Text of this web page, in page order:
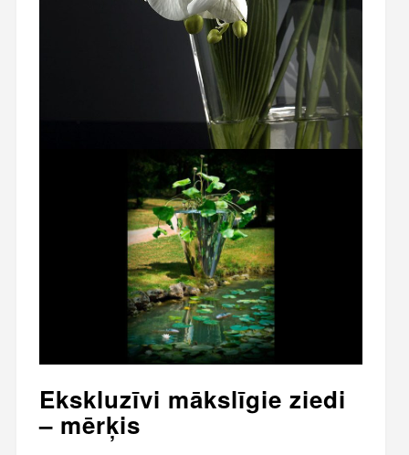
Ekskluzīvi mākslīgie ziedi
– mērķis